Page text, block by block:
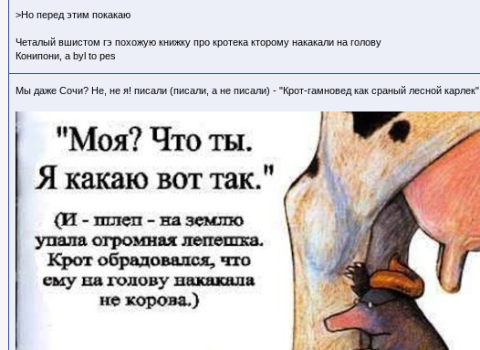
>Но перед этим покакаю
Четалый вшистом гэ похожую книжку про кротека кторому накакали на голову
Конипони, a byl to pes
Мы даже Сочи? Не, не я! писали (писали, а не писали) - "Крот-гамновед как сраный лесной карлек".